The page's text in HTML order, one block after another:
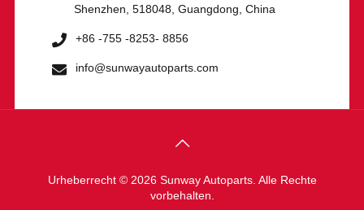
Shenzhen, 518048, Guangdong, China
+86 -755 -8253- 8856
info@sunwayautoparts.com
Urheberrecht © 2026 Sunway Autoparts. Alle Rechte
vorbehalten.